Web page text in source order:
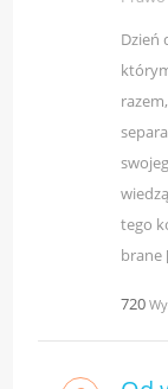
Dzień
tego
brane
720